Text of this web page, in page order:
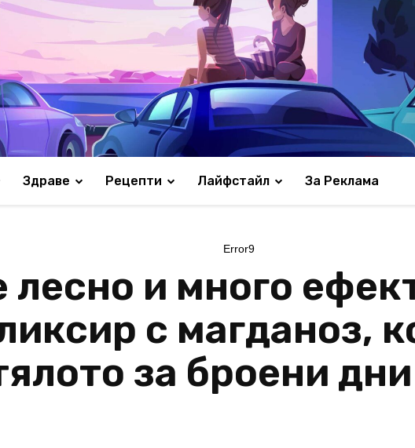
Здраве Рецепти Лайфстайл За Реклама
Error9
лесно и много
с магданоз,
за броени дни